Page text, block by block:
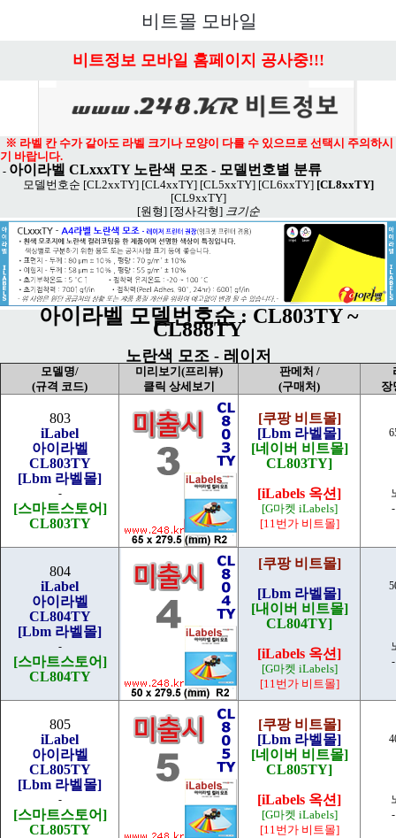
비트몰 모바일
비트정보 모바일 홈페이지 공사중!!!
※ 라벨 칸 수가 같아도 라벨 크기나 모양이 다를 수 있으므로 선택시 주의하시
기 바랍니다.
- 아이라벨 CLxxxTY 노란색 모조 - 모델번호별 분류
모델번호순 [CL2xxTY] [CL4xxTY] [CL5xxTY] [CL6xxTY] [CL8xxTY]
[CL9xxTY]
[원형] [정사각형] 크기순
아이라벨 모델번호순 : CL803TY ~
CL888TY
노란색 모조 - 레이저
모델명/
(규격 코드)
미리보기(프리뷰)
클릭 상세보기
판메처 /
(구매처)
장
803
iLabel
아이라벨
CL803TY
[Lbm 라벨몰]
-
[스마트스토어]
CL803TY
[쿠팡 비트몰]
[Lbm 라벨몰]
[네이버 비트몰]
CL803TY]
[iLabels 옥션]
[G마켓 iLabels]
[11번가 비트몰]
804
iLabel
아이라벨
CL804TY
[Lbm 라벨몰]
-
[스마트스토어]
CL804TY
[쿠팡 비트몰]
[Lbm 라벨몰]
[내이버 비트몰]
CL804TY]
[iLabels 옥션]
[G마켓 iLabels]
[11번가 비트몰]
805
iLabel
아이라벨
CL805TY
[Lbm 라벨몰]
-
[스마트스토어]
CL805TY
[쿠팡 비트몰]
[Lbm 라벨몰]
[네이버 비트몰]
CL805TY]
[iLabels 옥션]
[G마켓 iLabels]
[11번가 비트몰]